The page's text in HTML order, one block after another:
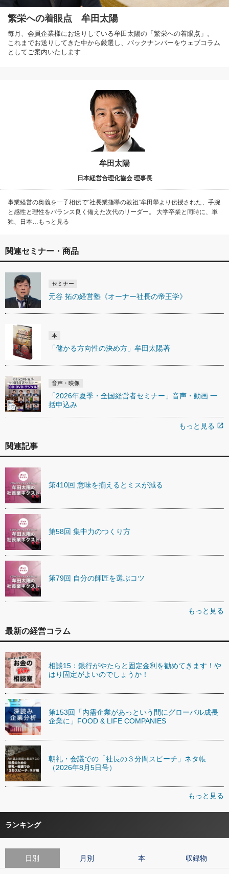
繁栄への着眼点 牟田太陽
毎月、会員企業様にお送りしている牟田太陽の「繁栄への着眼点」。
これまでお送りしてきた中から厳選し、バックナンバーをウェブコラム
としてご案内いたします…
牟田太陽
日本経営合理化協会 理事長
事業経営の奥義を一子相伝で“社長業指導の教祖”牟田學より伝授された、手腕
と感性と理性をバランス良く備えた次代のリーダー。 大学卒業と同時に、単
独、日本…もっと見る
関連セミナー・商品
セミナー
元谷 拓の経営塾《オーナー社長の帝王学》
本
「儲かる方向性の決め方」牟田太陽著
音声・映像
「2026年夏季・全国経営者セミナー」音声・動画 一
括申込み
もっと見る open_in_new
関連記事
第410回 意味を揃えるとミスが減る
第58回 集中力のつくり方
第79回 自分の師匠を選ぶコツ
もっと見る
最新の経営コラム
相談15：銀行がやたらと固定金利を勧めてきます！や
はり固定がよいのでしょうか！
第153回「内需企業があっという間にグローバル成長
企業に」FOOD & LIFE COMPANIES
朝礼・会議での「社長の３分間スピーチ」ネタ帳
（2026年8月5日号）
もっと見る
ランキング
日別 月別 本 収録物